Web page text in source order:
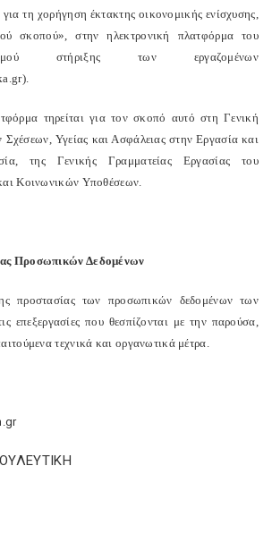
τη χορήγηση έκτακτης οικονομικής ενίσχυσης,
σκοπού», στην ηλεκτρονική πλατφόρμα του
στήριξης των εργαζομένων
τηρείται για τον σκοπό αυτό στη Γενική
Υγείας και Ασφάλειας στην Εργασία και
της Γενικής Γραμματείας Εργασίας του
Κοινωνικών Υποθέσεων.
Προσωπικών Δεδομένων
προστασίας των προσωπικών δεδομένων των
επεξεργασίες που θεσπίζονται με την παρούσα,
τεχνικά και οργανωτικά μέτρα.